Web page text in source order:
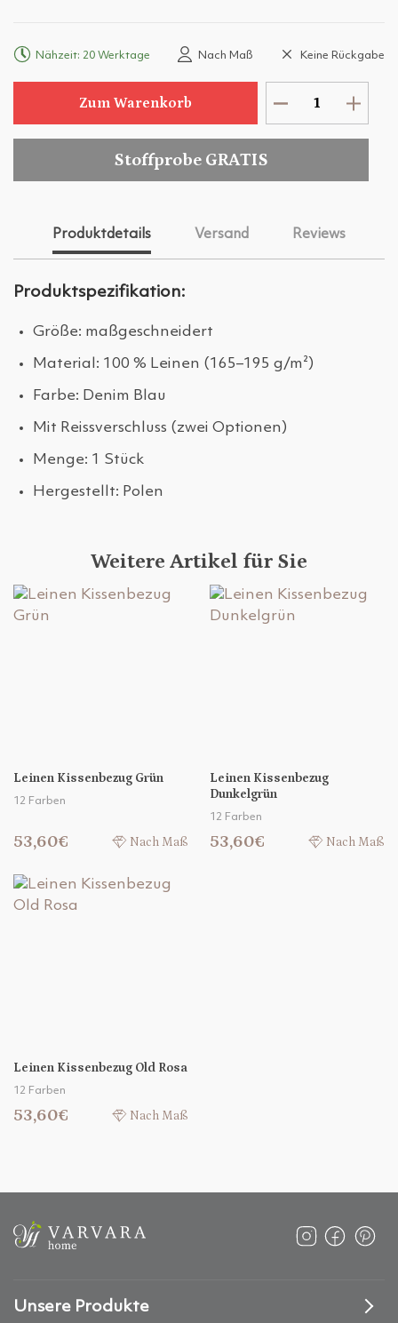
Nähzeit: 20 Werktage Nach Maß Keine Rückgabe
Zum Warenkorb
Stoffprobe GRATIS
Produktdetails Versand Reviews
Produktspezifikation:
Größe: maßgeschneidert
Material: 100 % Leinen (165–195 g/m²)
Farbe: Denim Blau
Mit Reissverschluss (zwei Optionen)
Menge: 1 Stück
Hergestellt: Polen
Weitere Artikel für Sie
Leinen Kissenbezug Grün
12 Farben
53,60€ Nach Maß
Leinen Kissenbezug
Dunkelgrün
12 Farben
53,60€ Nach Maß
Leinen Kissenbezug Old Rosa
12 Farben
53,60€ Nach Maß
Unsere Produkte